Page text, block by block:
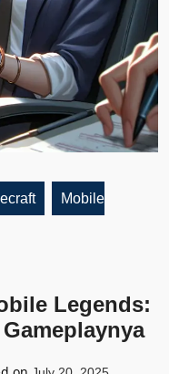
Mobile
Legends: